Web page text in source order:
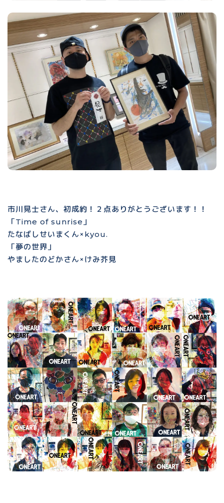
市川晃士さん、初成約！２点ありがとうございます！！
「Time of sunrise」
たなばしせいまくん×kyou.
「夢の世界」
やましたのどかさん×けみ芥見